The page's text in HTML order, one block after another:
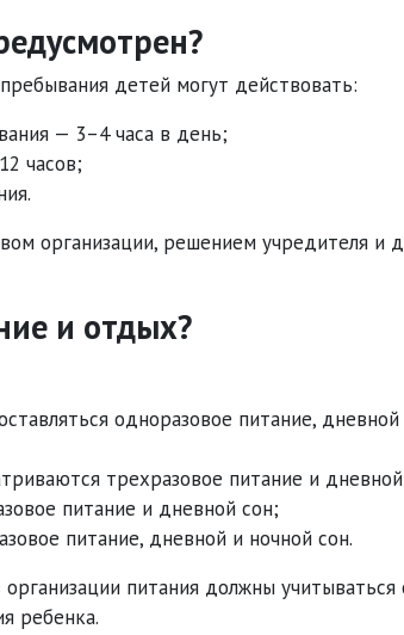
детей могут действовать:
— 3–4 часа в день;
часов;
организации, решением учредителя и
и отдых?
одноразовое питание, дневной
трехразовое питание и
питание и дневной сон;
питание, дневной и ночной сон.
питания должны учитываться
ребенка.